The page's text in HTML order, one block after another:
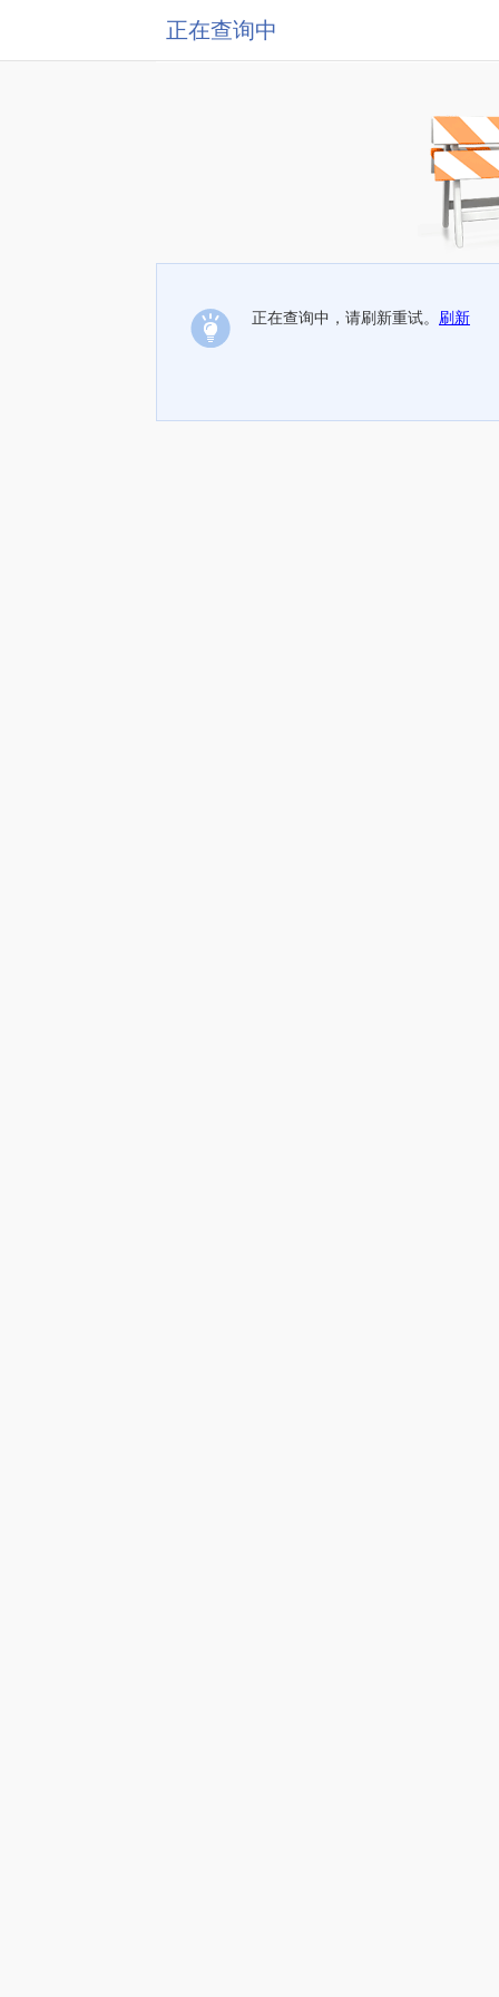
正在查询中
正在查询中，请刷新重试。 刷新